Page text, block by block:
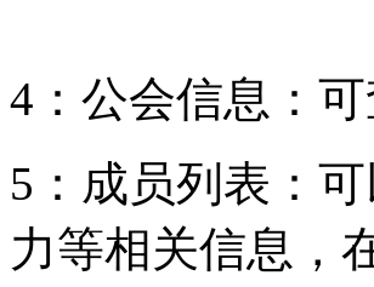
4：公会信息：
5：成员列表：
力等相关信息，